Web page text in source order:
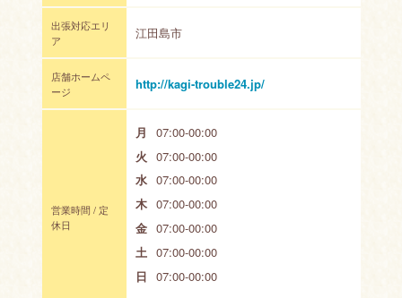
出張対応エリ
ア
江田島市
店舗ホームペ
ージ
http://kagi-trouble24.jp/
営業時間 / 定
休日
月
07:00-00:00
火 07:00-00:00
水 07:00-00:00
木 07:00-00:00
金 07:00-00:00
土 07:00-00:00
日 07:00-00:00